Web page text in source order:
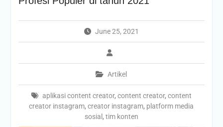
June 25, 2021
Artikel
aplikasi content creator, content creator, content
creator instagram,creator instagram, platform media
sosial , tim konten